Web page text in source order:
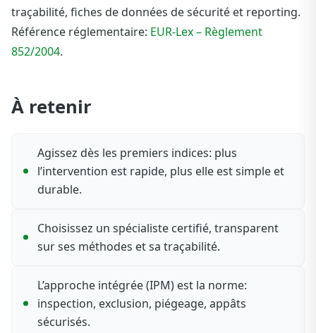
traçabilité, fiches de données de sécurité et reporting.
Référence réglementaire: EUR-Lex – Règlement
852/2004.
À retenir
Agissez dès les premiers indices: plus
l’intervention est rapide, plus elle est simple et
durable.
Choisissez un spécialiste certifié, transparent
sur ses méthodes et sa traçabilité.
L’approche intégrée (IPM) est la norme:
inspection, exclusion, piégeage, appâts
sécurisés.